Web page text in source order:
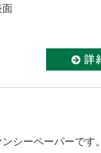
面
シーペーパーです。